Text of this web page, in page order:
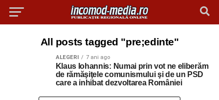
All posts tagged "pre;edinte"
ALEGERI 7 ani ago
Klaus Iohannis: Numai prin vot ne eliberăm
de rămăşiţele comunismului şi de un PSD
care a inhibat dezvoltarea României